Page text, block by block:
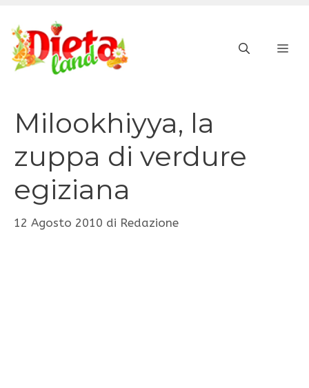
contenuto
Milookhiyya, la
zuppa di verdure
egiziana
12 Agosto 2010 di Redazione